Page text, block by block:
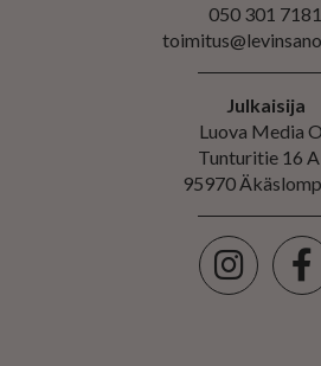
050 301 7181
Julkaisija
Luova Media
Tunturitie 16
95970